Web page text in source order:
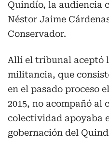
Quindío, la audiencia
Néstor Jaime
Conservador.
Allí el tribunal aceptó
militancia, que
en el pasado proceso
2015, no acompañó al
colectividad apoyaba
gobernación del